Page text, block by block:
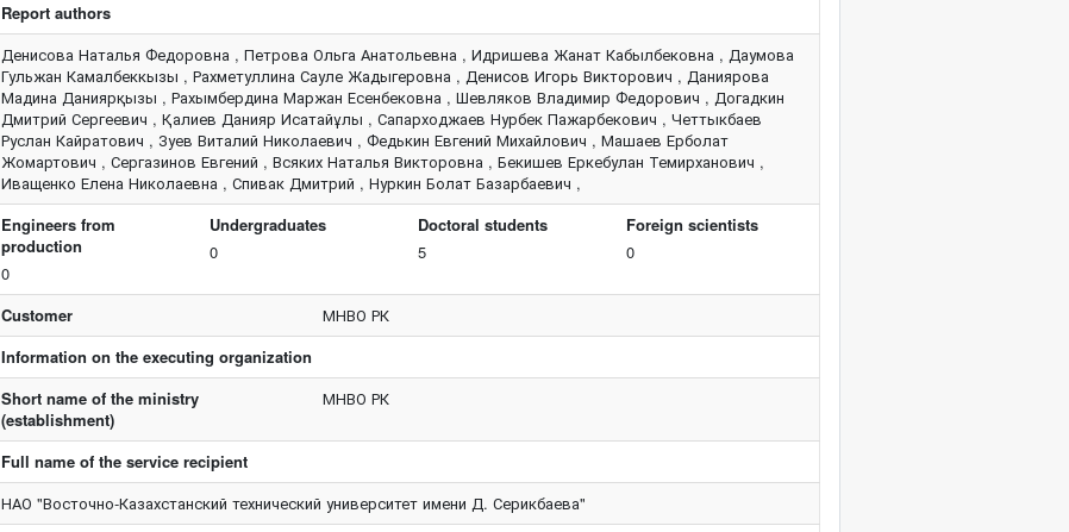
Report authors
Денисова Наталья Федоровна , Петрова Ольга Анатольевна , Идришева Жанат Кабылбековна , Даумова
Гульжан Камалбеккызы , Рахметуллина Сауле Жадыгеровна , Денисов Игорь Викторович , Даниярова
Мадина Даниярқызы , Рахымбердина Маржан Есенбековна , Шевляков Владимир Федорович , Догадкин
Дмитрий Сергеевич , Қалиев Данияр Исатайұлы , Сапарходжаев Нурбек Пажарбекович , Четтыкбаев
Руслан Кайратович , Зуев Виталий Николаевич , Федькин Евгений Михайлович , Машаев Ерболат
Жомартович , Сергазинов Евгений , Всяких Наталья Викторовна , Бекишев Еркебулан Темирханович ,
Иващенко Елена Николаевна , Спивак Дмитрий , Нуркин Болат Базарбаевич ,
Engineers from
production
0
Undergraduates
0
Doctoral students
5
Foreign scientists
0
Customer
МНВО РК
Information on the executing organization
Short name of the ministry
(establishment)
МНВО РК
Full name of the service recipient
НАО "Восточно-Казахстанский технический университет имени Д. Серикбаева"